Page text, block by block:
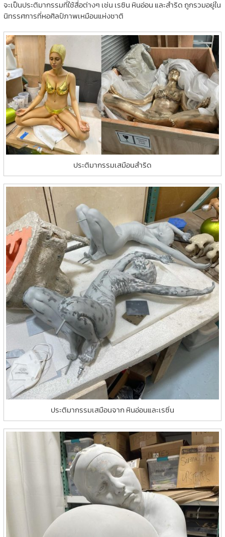
จะเป็นประติมากรรมที่ใช้สื่อต่างๆ เช่น เรซิน หินอ่อน และสำริด ถูกรวมอยู่ใน
นิทรรศการที่หอศิลป์ภาพเหมือนแห่งชาติ
ประติมากรรมเสมือนสำริด
ประติมากรรมเสมือนจาก หินอ่อนและเรซิ่น